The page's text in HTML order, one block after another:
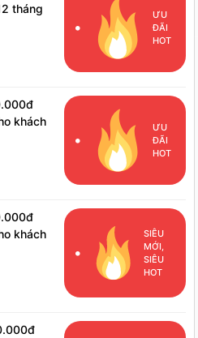
tháng
ƯU
ĐÃI
HOT
khách
ƯU
ĐÃI
HOT
khách
SIÊU
MỚI,
SIÊU
HOT